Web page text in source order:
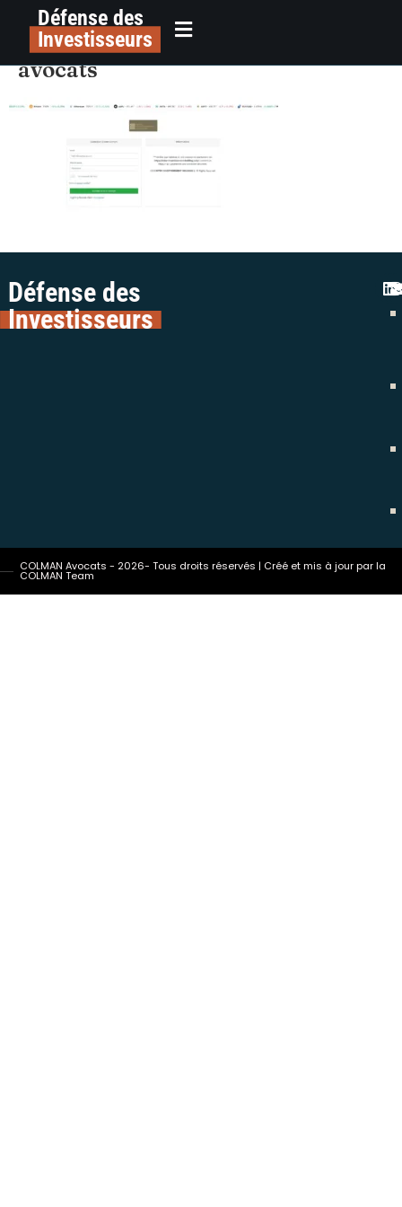
principalDéfense des
Investisseurs
alerte arnaque inter
investissement holding colman
avocats
Défense des
Investisseurs
COLMAN Avocats - 2026- Tous droits réservés | Créé et mis à jour par la
COLMAN Team